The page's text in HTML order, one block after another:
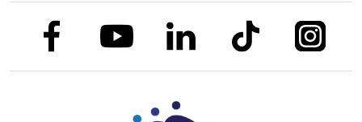
link to facebooklink to youtubelink to linkedinlink to tiktok